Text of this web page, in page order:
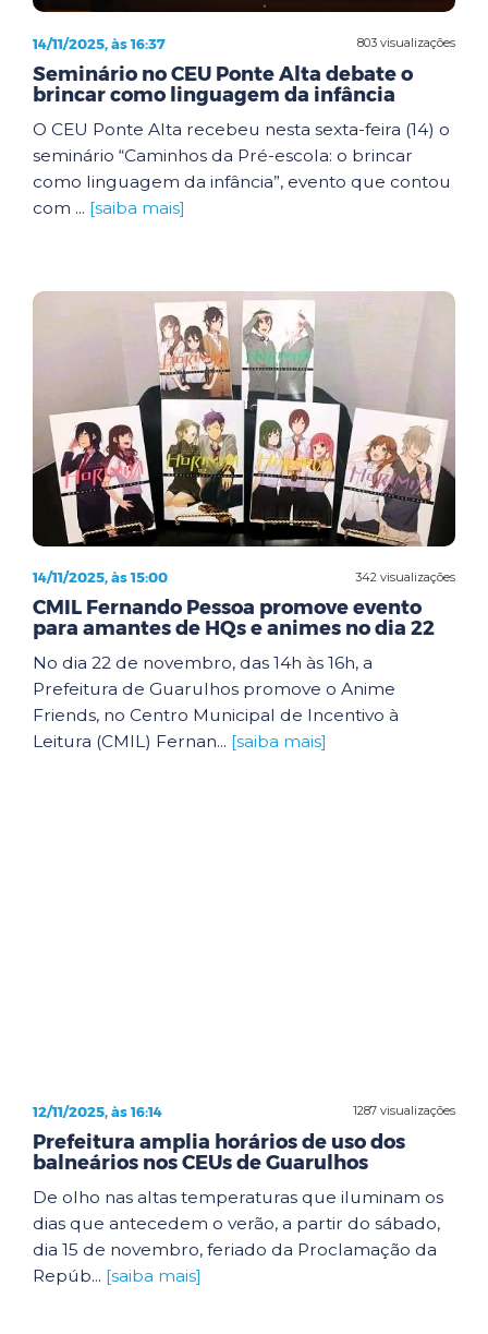
803 visualizações
14/11/2025, às 16:37
Seminário no CEU Ponte Alta debate o
brincar como linguagem da infância
O CEU Ponte Alta recebeu nesta sexta-feira (14) o
seminário “Caminhos da Pré-escola: o brincar
como linguagem da infância”, evento que contou
com ... [saiba mais]
342 visualizações
14/11/2025, às 15:00
CMIL Fernando Pessoa promove evento
para amantes de HQs e animes no dia 22
No dia 22 de novembro, das 14h às 16h, a
Prefeitura de Guarulhos promove o Anime
Friends, no Centro Municipal de Incentivo à
Leitura (CMIL) Fernan... [saiba mais]
1287 visualizações
12/11/2025, às 16:14
Prefeitura amplia horários de uso dos
balneários nos CEUs de Guarulhos
De olho nas altas temperaturas que iluminam os
dias que antecedem o verão, a partir do sábado,
dia 15 de novembro, feriado da Proclamação da
Repúb... [saiba mais]